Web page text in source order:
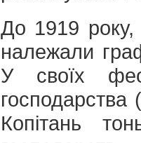
До 1919
належали
У своїх
Копітань